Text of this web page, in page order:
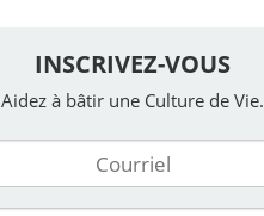
INSCRIVEZ-VOUS
Aidez à bâtir une Culture de Vie.